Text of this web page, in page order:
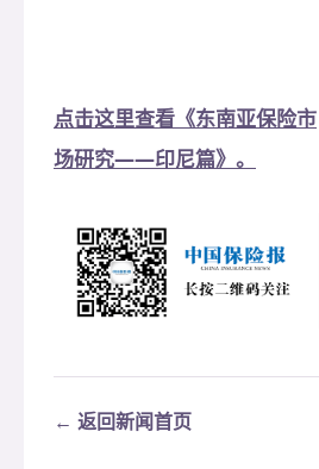
点击这里查看《东南亚保险市
场研究——印尼篇》。
← 返回新闻首页